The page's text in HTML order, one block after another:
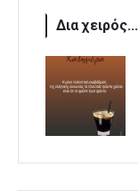
Δια χειρός...